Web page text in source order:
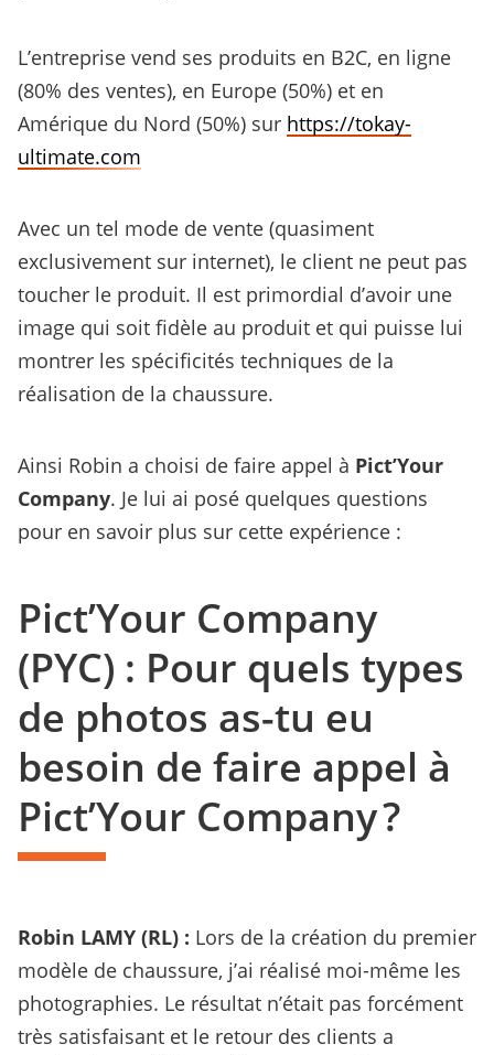
L’entreprise vend ses produits en B2C, en ligne
(80% des ventes), en Europe (50%) et en
Amérique du Nord (50%) sur https://tokay-
ultimate.com
Avec un tel mode de vente (quasiment
exclusivement sur internet), le client ne peut pas
toucher le produit. Il est primordial d’avoir une
image qui soit fidèle au produit et qui puisse lui
montrer les spécificités techniques de la
réalisation de la chaussure.
Ainsi Robin a choisi de faire appel à Pict’Your
Company. Je lui ai posé quelques questions
pour en savoir plus sur cette expérience :
Pict’Your Company
(PYC) : Pour quels types
de photos as-tu eu
besoin de faire appel à
Pict’Your Company ?
Robin LAMY (RL) : Lors de la création du premier
modèle de chaussure, j’ai réalisé moi-même les
photographies. Le résultat n’était pas forcément
très satisfaisant et le retour des clients a